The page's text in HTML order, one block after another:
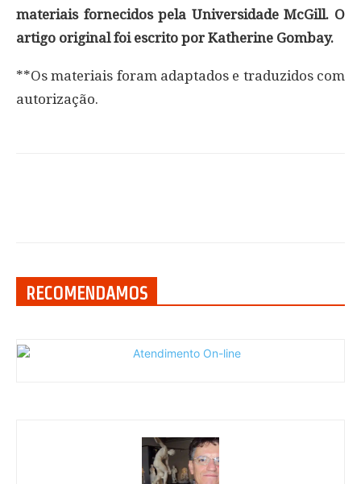
materiais fornecidos pela Universidade McGill. O
artigo original foi escrito por Katherine Gombay.
**Os materiais foram adaptados e traduzidos com
autorização.
RECOMENDAMOS